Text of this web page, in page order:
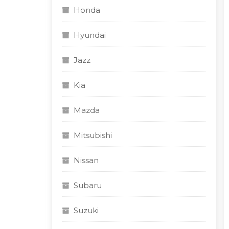
Honda
Hyundai
Jazz
Kia
Mazda
Mitsubishi
Nissan
Subaru
Suzuki